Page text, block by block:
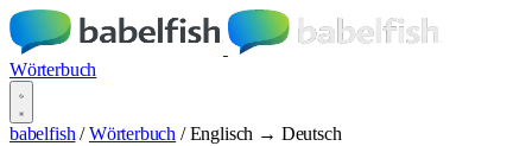
Wörterbuch
babelfish / Wörterbuch / Englisch → Deutsch